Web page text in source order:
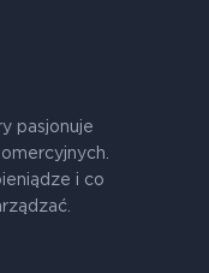
pasjonuje
i co